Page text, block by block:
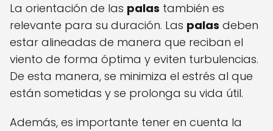
La orientación de las palas también es
relevante para su duración. Las palas deben
estar alineadas de manera que reciban el
viento de forma óptima y eviten turbulencias.
De esta manera, se minimiza el estrés al que
están sometidas y se prolonga su vida útil.
Además, es importante tener en cuenta la